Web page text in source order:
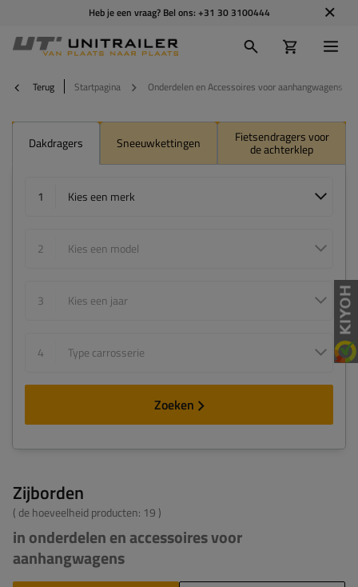
Heb je een vraag? Bel ons: +31 30 3100444
Terug Startpagina Onderdelen en Accessoires voor aanhangwagens
Dakdragers Sneeuwkettingen Fietsendragers voor
de achterklep
1 Kies een merk
2 Kies een model
3 Kies een jaar
4 Type carrosserie
Zoeken
Zijborden
( de hoeveelheid producten: 19 )
in onderdelen en accessoires voor
aanhangwagens